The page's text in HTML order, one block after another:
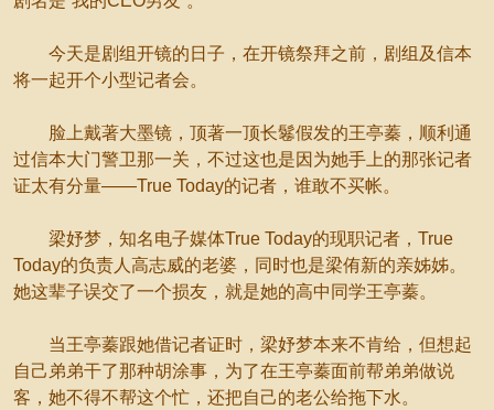
今天是剧组开镜的日子，在开镜祭拜之前，剧组及信本
将一起开个小型记者会。
脸上戴著大墨镜，顶著一顶长鬈假发的王亭蓁，顺利通
过信本大门警卫那一关，不过这也是因为她手上的那张记者
证太有分量——True Today的记者，谁敢不买帐。
梁妤梦，知名电子媒体True Today的现职记者，True
Today的负责人高志威的老婆，同时也是梁侑新的亲姊姊。
她这辈子误交了一个损友，就是她的高中同学王亭蓁。
当王亭蓁跟她借记者证时，梁妤梦本来不肯给，但想起
自己弟弟干了那种胡涂事，为了在王亭蓁面前帮弟弟做说
客，她不得不帮这个忙，还把自己的老公给拖下水。